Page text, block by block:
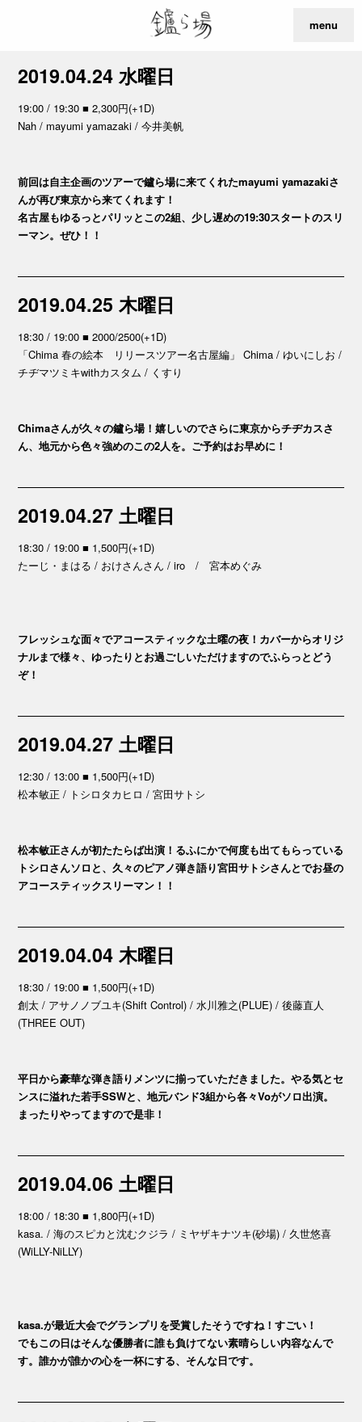
menu
2019.04.24 水曜日
19:00 / 19:30 ■ 2,300円(+1D)
Nah / mayumi yamazaki / 今井美帆
前回は自主企画のツアーで鑪ら場に来てくれたmayumi yamazakiさ
んが再び東京から来てくれます！
名古屋もゆるっとパリッとこの2組、少し遅めの19:30スタートのスリ
ーマン。ぜひ！！
2019.04.25 木曜日
18:30 / 19:00 ■ 2000/2500(+1D)
「Chima 春の絵本 リリースツアー名古屋編」 Chima / ゆいにしお /
チヂマツミキwithカスタム / くすり
Chimaさんが久々の鑪ら場！嬉しいのでさらに東京からチヂカスさ
ん、地元から色々強めのこの2人を。ご予約はお早めに！
2019.04.27 土曜日
18:30 / 19:00 ■ 1,500円(+1D)
たーじ・まはる / おけさんさん / iro / 宮本めぐみ
フレッシュな面々でアコースティックな土曜の夜！カバーからオリジ
ナルまで様々、ゆったりとお過ごしいただけますのでふらっとどう
ぞ！
2019.04.27 土曜日
12:30 / 13:00 ■ 1,500円(+1D)
松本敏正 / トシロタカヒロ / 宮田サトシ
松本敏正さんが初たたらば出演！るふにかで何度も出てもらっている
トシロさんソロと、久々のピアノ弾き語り宮田サトシさんとでお昼の
アコースティックスリーマン！！
2019.04.04 木曜日
18:30 / 19:00 ■ 1,500円(+1D)
創太 / アサノノブユキ(Shift Control) / 水川雅之(PLUE) / 後藤直人
(THREE OUT)
平日から豪華な弾き語りメンツに揃っていただきました。やる気とセ
ンスに溢れた若手SSWと、地元バンド3組から各々Voがソロ出演。
まったりやってますので是非！
2019.04.06 土曜日
18:00 / 18:30 ■ 1,800円(+1D)
kasa. / 海のスピカと沈むクジラ / ミヤザキナツキ(砂場) / 久世悠喜
(WiLLY-NiLLY)
kasa.が最近大会でグランプリを受賞したそうですね！すごい！
でもこの日はそんな優勝者に誰も負けてない素晴らしい内容なんで
す。誰かが誰かの心を一杯にする、そんな日です。